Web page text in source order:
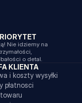
Nie idziemy na
o detal.
KLIENTA
i koszty wysyłki
płatnosci